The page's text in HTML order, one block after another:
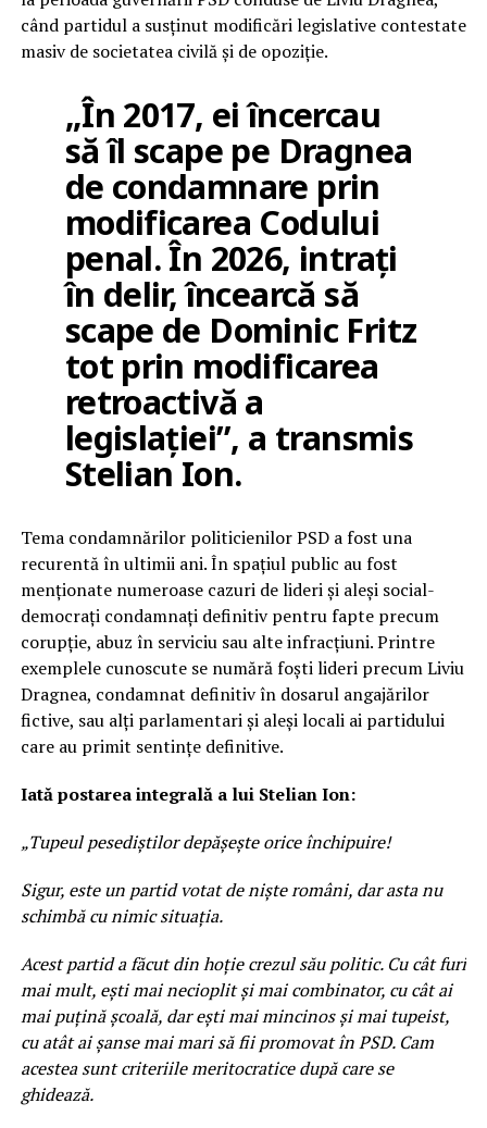
când partidul a susținut modificări legislative contestate
masiv de societatea civilă și de opoziție.
„În 2017, ei încercau
să îl scape pe Dragnea
de condamnare prin
modificarea Codului
penal. În 2026, intrați
în delir, încearcă să
scape de Dominic Fritz
tot prin modificarea
retroactivă a
legislației”, a transmis
Stelian Ion.
Tema condamnărilor politicienilor PSD a fost una
recurentă în ultimii ani. În spațiul public au fost
menționate numeroase cazuri de lideri și aleși social-
democrați condamnați definitiv pentru fapte precum
corupție, abuz în serviciu sau alte infracțiuni. Printre
exemplele cunoscute se numără foști lideri precum Liviu
Dragnea, condamnat definitiv în dosarul angajărilor
fictive, sau alți parlamentari și aleși locali ai partidului
care au primit sentințe definitive.
Iată postarea integrală a lui Stelian Ion:
„Tupeul pesediștilor depășește orice închipuire!
Sigur, este un partid votat de niște români, dar asta nu
schimbă cu nimic situația.
Acest partid a făcut din hoție crezul său politic. Cu cât furi
mai mult, ești mai necioplit și mai combinator, cu cât ai
mai puțină școală, dar ești mai mincinos și mai tupeist,
cu atât ai șanse mai mari să fii promovat în PSD. Cam
acestea sunt criteriile meritocratice după care se
ghidează.